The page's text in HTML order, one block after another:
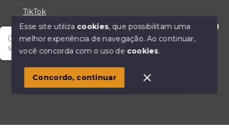
Olá! Fale com um de nossos corretores e encontre
seu lar!
TikTok
© Copyright 2026 - LC Negócios Imobiliários - Todos
SITE PARA IMOBILIARIA
Esse site utiliza cookies, que possibilitam uma
melhor experiência de navegação.Ao continuar,
você concorda com o uso de cookies.
Concordo, continuar